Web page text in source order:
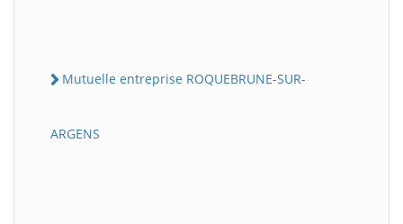
Mutuelle entreprise ROQUEBRUNE-SUR-
ARGENS